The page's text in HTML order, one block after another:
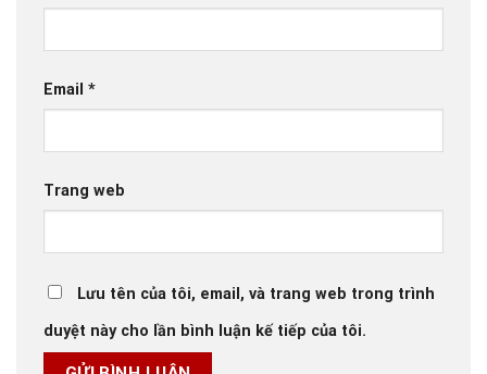
Email *
Trang web
Lưu tên của tôi, email, và trang web trong trình
duyệt này cho lần bình luận kế tiếp của tôi.